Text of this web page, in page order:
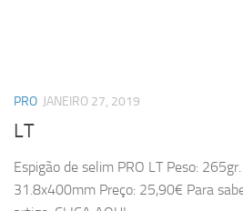
PRO JANEIRO 27, 2019
LT
Espigão de selim PRO LT Peso:
31.8x400mm Preço: 25,90€ Para